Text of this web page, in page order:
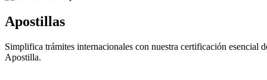
Apostillas
Simplifica trámites internacionales con nuestra certificación esencial
Apostilla.